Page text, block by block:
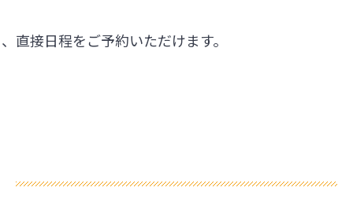
直接日程をご予約いただけます。